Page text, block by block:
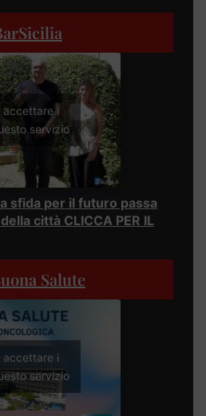
accettare i
servizio
sfida per il futuro passa
città CLICCA PER IL
Salute
accettare i
servizio